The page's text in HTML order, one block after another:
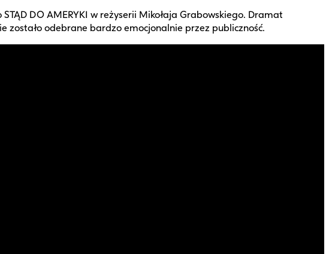
DO AMERYKI w reżyserii Mikołaja Grabowskiego. Dramat
zostało odebrane bardzo emocjonalnie przez publiczność.